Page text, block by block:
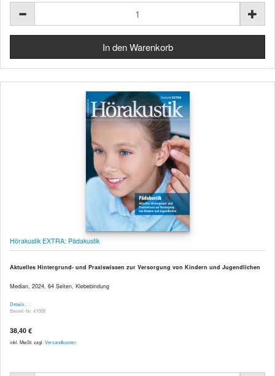
Hörakustik EXTRA: Pädakustik
Aktuelles Hintergrund- und Praxiswissen zur Versorgung von Kindern und Jugendlichen
Median, 2024, 64 Seiten, Klebebindung
Details …
Bestell-Nr. 41058
38,40 €
inkl. MwSt. zzgl. Versandkosten